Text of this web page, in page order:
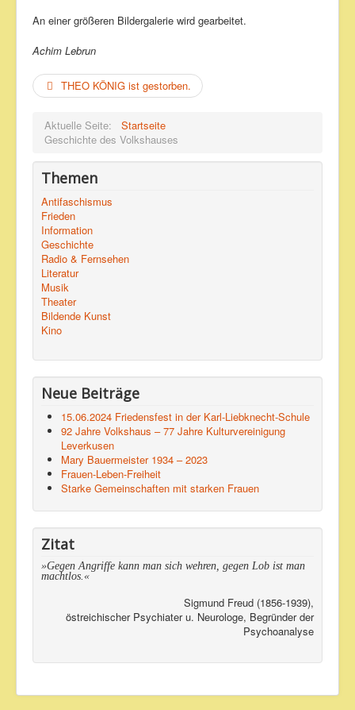
An einer größeren Bildergalerie wird gearbeitet.
Achim Lebrun
THEO KÖNIG ist gestorben.
Aktuelle Seite:
Startseite
Geschichte des Volkshauses
Themen
Antifaschismus
Frieden
Information
Geschichte
Radio & Fernsehen
Literatur
Musik
Theater
Bildende Kunst
Kino
Neue Beiträge
15.06.2024 Friedensfest in der Karl-Liebknecht-Schule
92 Jahre Volkshaus – 77 Jahre Kulturvereinigung
Leverkusen
Mary Bauermeister 1934 – 2023
Frauen-Leben-Freiheit
Starke Gemeinschaften mit starken Frauen
Zitat
»Gegen Angriffe kann man sich wehren, gegen Lob ist man
machtlos.«
Sigmund Freud (1856-1939),
östreichischer Psychiater u. Neurologe, Begründer der
Psychoanalyse